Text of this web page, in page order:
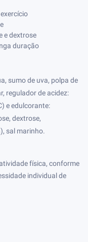
e dextrose
duração
sumo de uva, polpa de
regulador de acidez:
e edulcorante:
dextrose,
sal marinho.
física, conforme
individual de